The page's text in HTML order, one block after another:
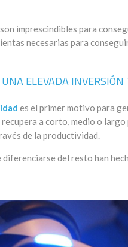
imprescindibles para
necesarias para
ELEVADA INVERSIÓN
es el primer motivo para
a corto, medio o
de la productividad.
diferenciarse del resto han